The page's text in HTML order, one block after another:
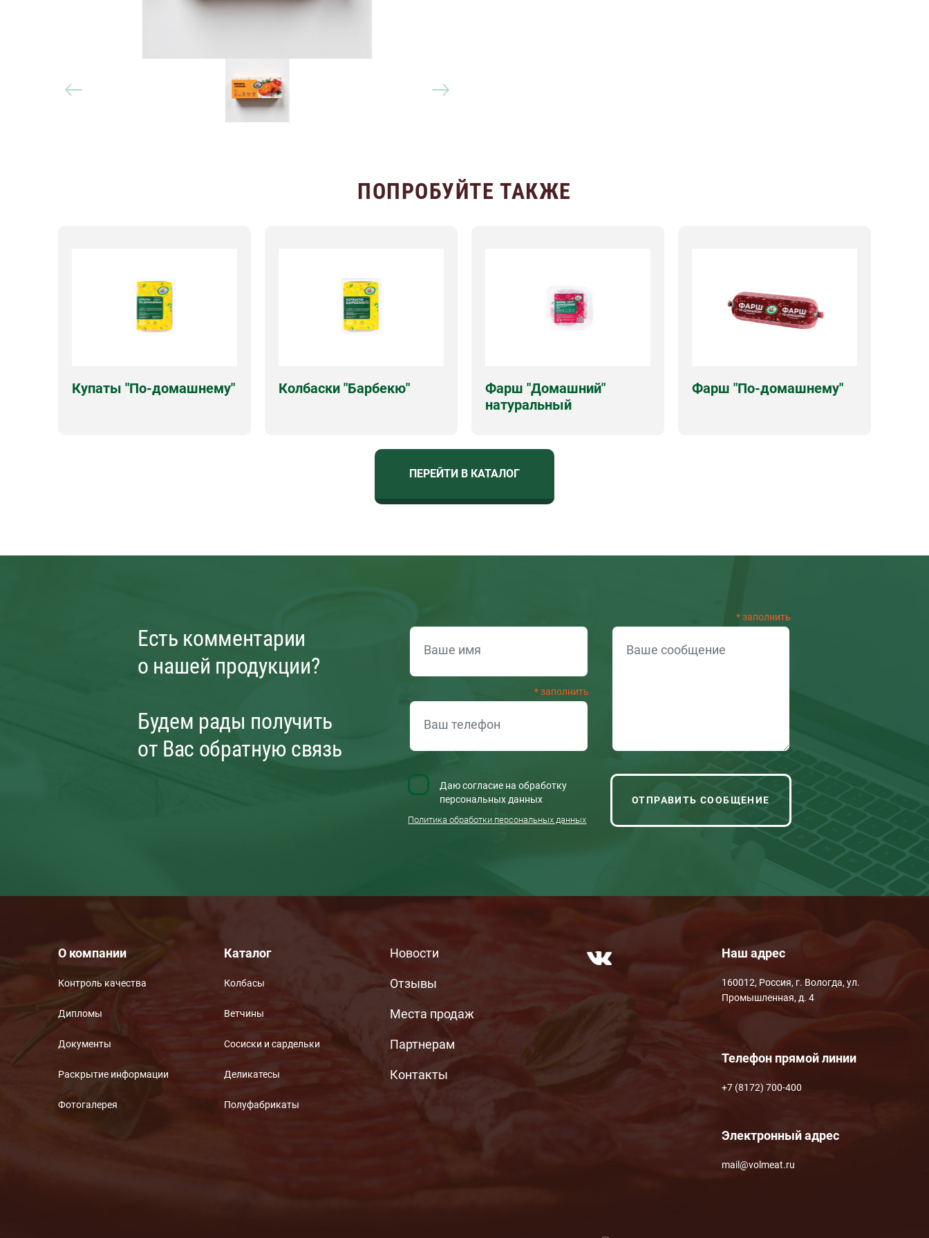
ПОПРОБУЙТЕ ТАКЖЕ
Купаты "По-домашнему" Колбаски "Барбекю"
180 суток
Фарш "Домашний"
натуральный
Виды упаковок
Фарш "По-домашнему"
ПЕРЕЙТИ В КАТАЛОГ
Есть комментарии
о нашей продукции?
Будем рады получить
от Вас обратную связь
ОБРАТНАЯ СВЯЗЬ
Даю согласие на обработку
персональных данных
Политика обработки персональных данных
О компании
Контроль качества
Дипломы
Документы
Раскрытие информации
Фотогалерея
Каталог
Колбасы
Ветчины
Сосиски и сардельки
Деликатесы
Полуфабрикаты
МЕНЮ ПОДВАЛА
Новости
Отзывы
Места продаж
Партнерам
Контакты
Наш адрес
160012, Россия, г. Вологда, ул.
Промышленная, д. 4
Телефон прямой линии
+7 (8172) 700-400
Электронный адрес
mail@volmeat.ru